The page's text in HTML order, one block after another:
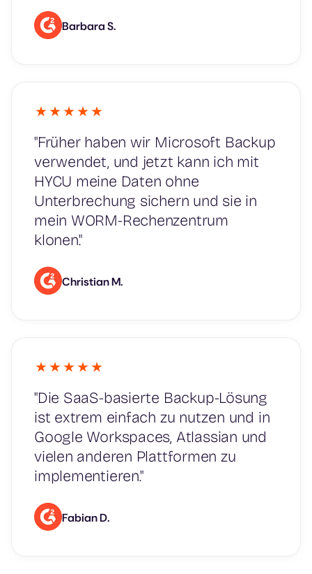
Barbara S.
"Früher haben wir Microsoft Backup
verwendet, und jetzt kann ich mit
HYCU meine Daten ohne
Unterbrechung sichern und sie in
mein WORM-Rechenzentrum
klonen."
Christian M.
"Die SaaS-basierte Backup-Lösung
ist extrem einfach zu nutzen und in
Google Workspaces, Atlassian und
vielen anderen Plattformen zu
implementieren."
Fabian D.